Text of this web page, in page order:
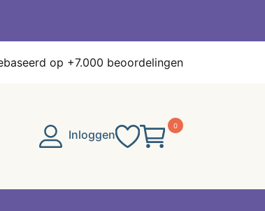
op +7.000 beoordelingen
Inloggen
0